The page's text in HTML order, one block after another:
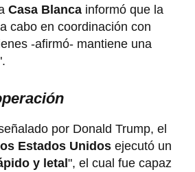
Casa Blanca informó que la
cabo en coordinación con
-afirmó- mantiene una
por Donald Trump, el
Estados Unidos ejecutó un
y letal", el cual fue capaz